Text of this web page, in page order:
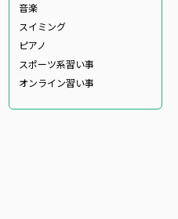
音楽
スイミング
ピアノ
スポーツ系習い事
オンライン習い事